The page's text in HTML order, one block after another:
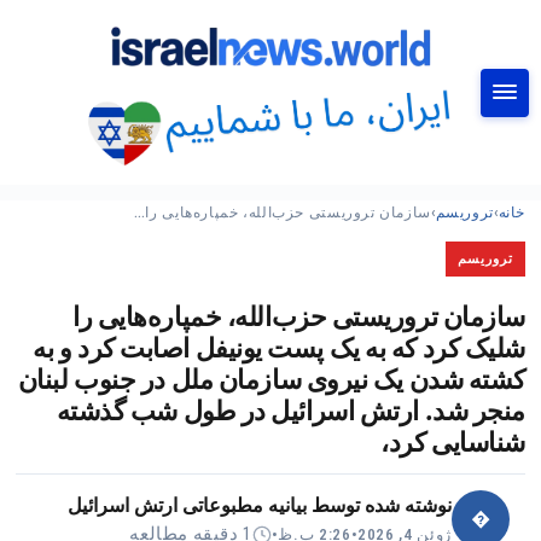
خانه›تروریسم›سازمان تروریستی حزب‌الله، خمپاره‌هایی را…
تروریسم
سازمان تروریستی حزب‌الله، خمپاره‌هایی را
شلیک کرد که به یک پست یونیفل اصابت کرد و به
کشته شدن یک نیروی سازمان ملل در جنوب لبنان
منجر شد. ارتش اسرائیل در طول شب گذشته
شناسایی کرد،
�
نوشته شده توسط بیانیه مطبوعاتی ارتش اسرائیل
ژوئن 4, 2026 • 2:26 ب.ظ • 1 دقیقه مطالعه